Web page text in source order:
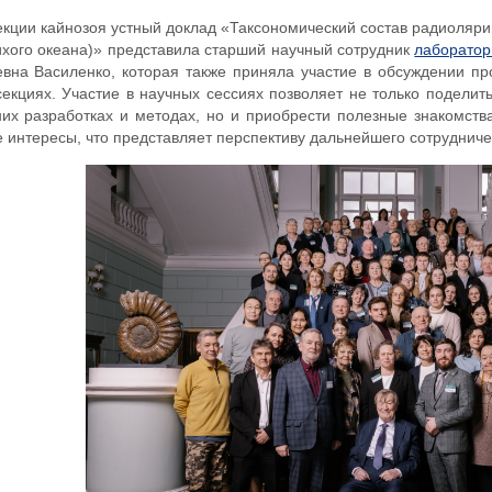
кайнозоя устный доклад «Таксономический состав
океана)» представила старший научный сотрудник
Василенко, которая также приняла участие в обсуждении
Участие в научных сессиях позволяет не только
разработках и методах, но и приобрести полезные
что представляет перспективу дальнейшего